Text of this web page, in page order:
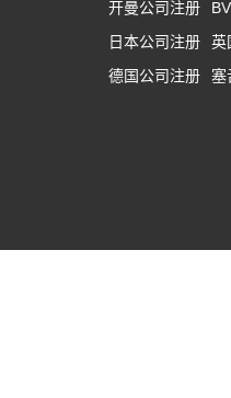
开曼公司注册
日本公司注册
英
德国公司注册
塞